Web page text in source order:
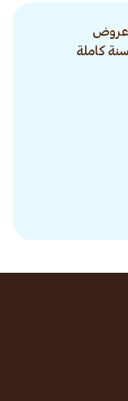
كاملة